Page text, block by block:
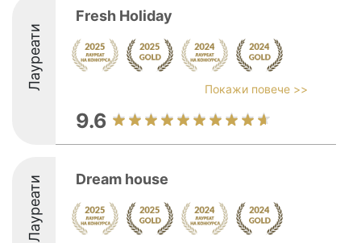
Лауреати
Fresh Holiday
Покажи повече >>
9.6
Лауреати Dream house